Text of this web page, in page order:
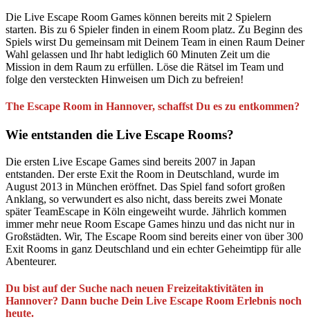
Die Live Escape Room Games können bereits mit 2 Spielern
starten. Bis zu 6 Spieler finden in einem Room platz. Zu Beginn des
Spiels wirst Du gemeinsam mit Deinem Team in einen Raum Deiner
Wahl gelassen und Ihr habt lediglich 60 Minuten Zeit um die
Mission in dem Raum zu erfüllen. Löse die Rätsel im Team und
folge den versteckten Hinweisen um Dich zu befreien!
The Escape Room in Hannover, schaffst Du es zu entkommen?
Wie entstanden die Live Escape Rooms?
Die ersten Live Escape Games sind bereits 2007 in Japan
entstanden. Der erste Exit the Room in Deutschland, wurde im
August 2013 in München eröffnet. Das Spiel fand sofort großen
Anklang, so verwundert es also nicht, dass bereits zwei Monate
später TeamEscape in Köln eingeweiht wurde. Jährlich kommen
immer mehr neue Room Escape Games hinzu und das nicht nur in
Großstädten. Wir, The Escape Room sind bereits einer von über 300
Exit Rooms in ganz Deutschland und ein echter Geheimtipp für alle
Abenteurer.
Du bist auf der Suche nach neuen Freizeitaktivitäten in
Hannover? Dann buche Dein Live Escape Room Erlebnis noch
heute.